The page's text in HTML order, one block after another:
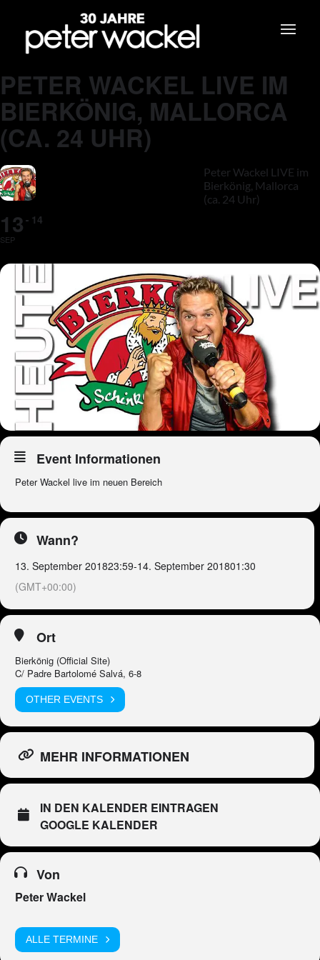
PETER WACKEL LIVE IM
BIERKÖNIG, MALLORCA
(CA. 24 UHR)
13
SEP
14
Peter Wackel LIVE im
Bierkönig, Mallorca
(ca. 24 Uhr)
Event Informationen
Peter Wackel live im neuen Bereich
Wann?
13. September 201823:59-14. September 201801:30
(GMT+00:00)
Ort
Bierkönig (Official Site)
C/ Padre Bartolomé Salvá, 6-8
OTHER EVENTS
MEHR INFORMATIONEN
IN DEN KALENDER EINTRAGEN
GOOGLE KALENDER
Von
Peter Wackel
ALLE TERMINE